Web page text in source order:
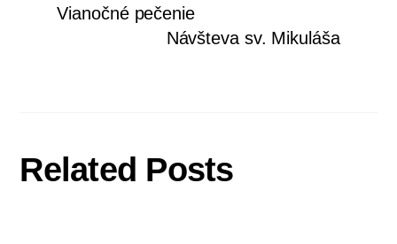
Vianočné pečenie
Návšteva sv. Mikuláša
Related Posts